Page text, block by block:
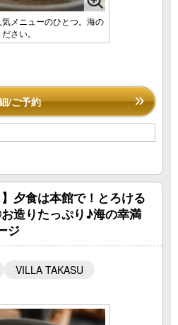
メニューのひとつ。海の
さい。
/ご予約
】夕食は本館で！とろける
造りたっぷり♪海の幸満
ジ
VILLA TAKASU